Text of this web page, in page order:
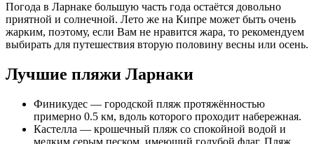
Погода в Ларнаке большую часть года остаётся довольно
приятной и солнечной. Лето же на Кипре может быть очень
жарким, поэтому, если Вам не нравится жара, то рекомендуем
выбирать для путешествия вторую половину весны или осень.
Лучшие пляжи Ларнаки
Финикудес — городской пляж протяжённостью
примерно 0.5 км, вдоль которого проходит набережная.
Кастелла — крошечный пляж со спокойной водой и